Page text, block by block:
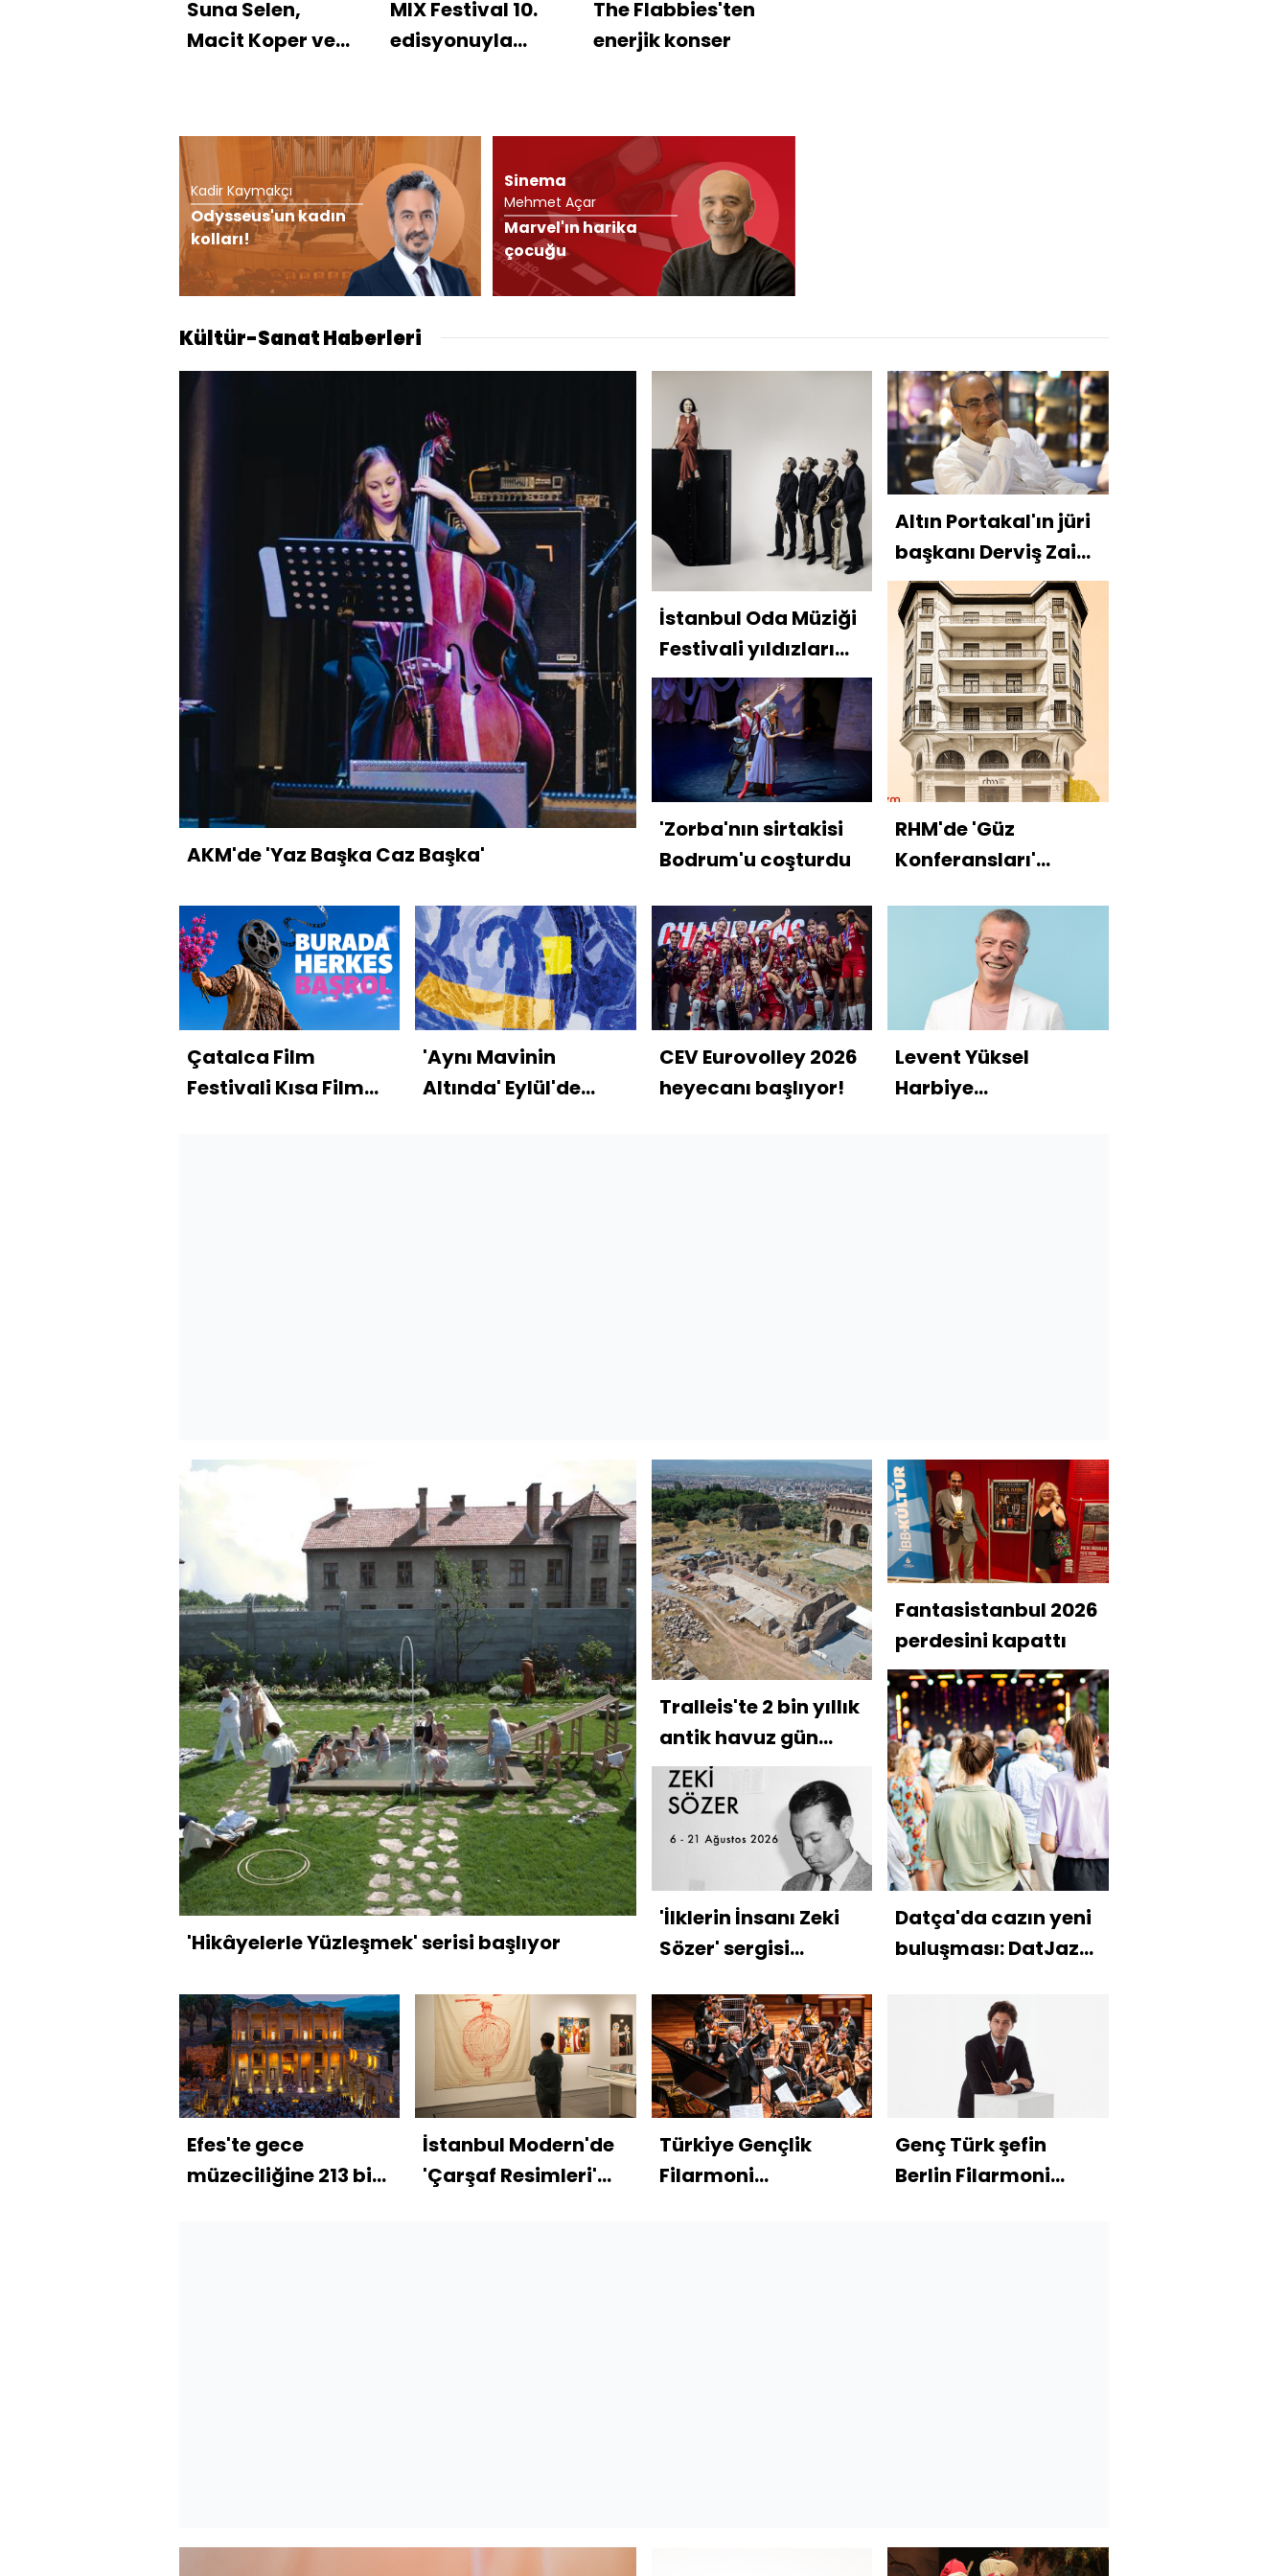
Suna Selen,
Macit Koper ve
MIX Festival 10.
edisyonuyla
The Flabbies'ten
enerjik konser
Kadir Kaymakçı
Odysseus'un kadın
kolları!
Sinema
Mehmet Açar
Marvel'ın harika
çocuğu
Kültür-Sanat Haberleri
AKM'de 'Yaz Başka Caz Başka'
İstanbul Oda Müziği
Festivali yıldızları
ağırlayacak
'Zorba'nın sirtakisi
Bodrum'u coşturdu
Altın Portakal'ın jüri
başkanı Derviş Zaim
oldu
RHM'de 'Güz
Konferansları'
Çatalca Film
Festivali Kısa Film
'Aynı Mavinin
Altında' Eylül'de
CEV Eurovolley 2026
heyecanı başlıyor!
Levent Yüksel
Harbiye
'Hikâyelerle Yüzleşmek' serisi başlıyor
Tralleis'te 2 bin yıllık
antik havuz gün
yüzüne çıkarıldı
'İlklerin İnsanı Zeki
Sözer' sergisi
Fantasistanbul 2026
perdesini kapattı
Datça'da cazın yeni
buluşması: DatJazz
Efes'te gece
müzeciliğine 213 bin
İstanbul Modern'de
'Çarşaf Resimleri'
Türkiye Gençlik
Filarmoni
Genç Türk şefin
Berlin Filarmoni